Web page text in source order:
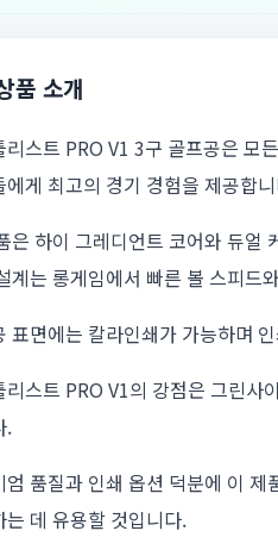
품 소개
리스트 PRO V1 3구 골프공은 모
에게 최고의 경기 경험을 제공합
은 하이 그레디언트 코어와 듀얼
계는 롱게임에서 빠른 볼 스피드
표면에는 칼라인쇄가 가능하며
리스트 PRO V1의 강점은 그린사
.
엄 품질과 인쇄 옵션 덕분에 이
는 데 유용할 것입니다.